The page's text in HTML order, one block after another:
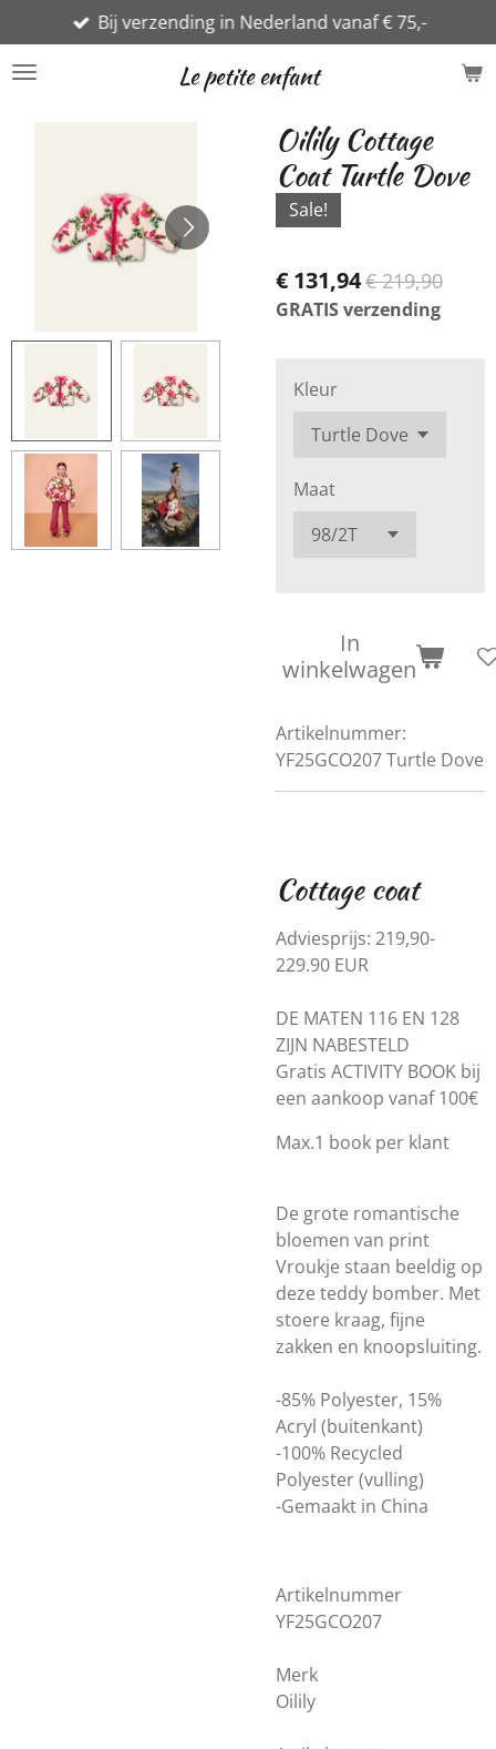
direct
naar
Le petite enfant
Bij verzending in Nederland vanaf € 75,-
Oilily Cottage
Coat Turtle Dove
Sale!
€ 131,94€ 219,90
GRATIS verzending
Kleur
Maat
In
winkelwagen
Artikelnummer:
YF25GCO207 Turtle Dove
Cottage coat
Adviesprijs: 219,90-
229.90 EUR
DE MATEN 116 EN 128
ZIJN NABESTELD
Gratis ACTIVITY BOOK bij
een aankoop vanaf 100€
Max.1 book per klant
De grote romantische
bloemen van print
Vroukje staan beeldig op
deze teddy bomber. Met
stoere kraag, fijne
zakken en knoopsluiting.
-85% Polyester, 15%
Acryl (buitenkant)
-100% Recycled
Polyester (vulling)
-Gemaakt in China
Artikelnummer
YF25GCO207
Merk
Oilily